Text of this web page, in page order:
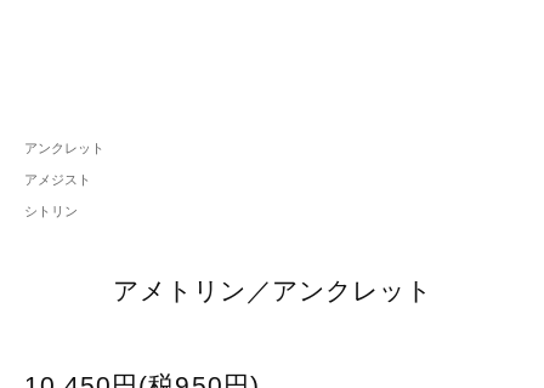
アンクレット
アメジスト
シトリン
アメトリン／アンクレット